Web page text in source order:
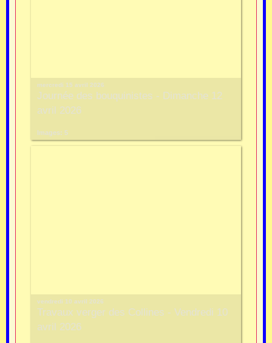
mercredi 15 avril 2026
Journée des bouquinistes - Dimanche 12
avril 2026
Images: 5
vendredi 10 avril 2026
Travaux verger des Collines - Vendredi 10
avril 2026